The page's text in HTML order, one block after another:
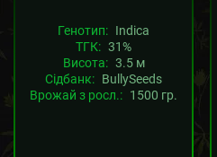
Генотип: Indica
ТГК: 31%
Висота: 3.5 м
Сідбанк: BullySeeds
Врожай з росл.: 1500 гр.